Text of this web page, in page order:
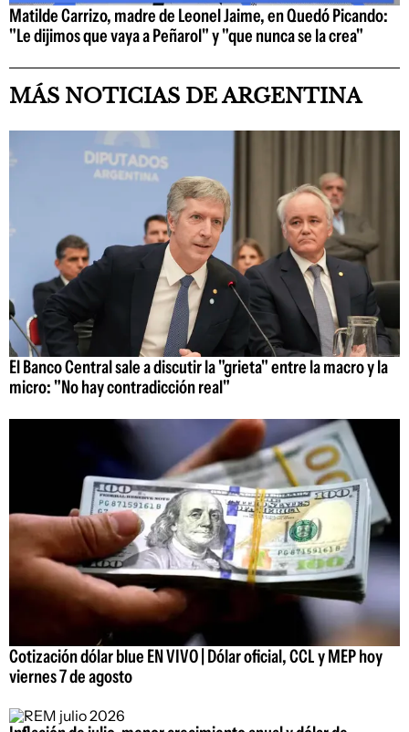
Matilde Carrizo, madre de Leonel Jaime, en Quedó Picando:
"Le dijimos que vaya a Peñarol" y "que nunca se la crea"
MÁS NOTICIAS DE ARGENTINA
El Banco Central sale a discutir la "grieta" entre la macro y la
micro: "No hay contradicción real"
Cotización dólar blue EN VIVO | Dólar oficial, CCL y MEP hoy
viernes 7 de agosto